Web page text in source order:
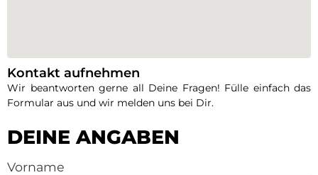
Kontakt aufnehmen
Wir beantworten gerne all Deine Fragen! Fülle einfach das
Formular aus und wir melden uns bei Dir.
DEINE ANGABEN
Vorname